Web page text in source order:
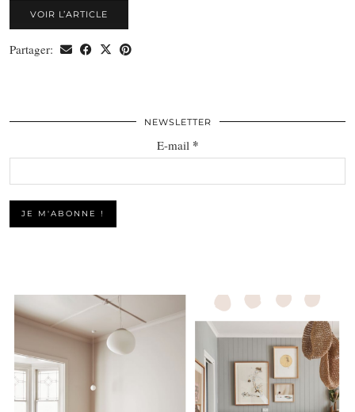
VOIR L’ARTICLE
Partager:
NEWSLETTER
E-mail *